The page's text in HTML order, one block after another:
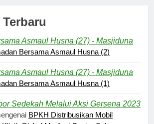
Asmaul Husna (27) - Masjiduna
Bersama Asmaul Husna (2)
Asmaul Husna (27) - Masjiduna
Bersama Asmaul Husna (1)
Sedekah Melalui Aksi Gersena 2023
BPKH Distribusikan Mobil